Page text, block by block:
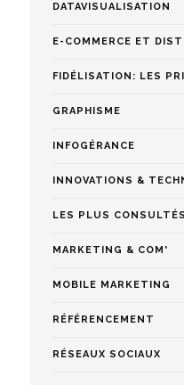
DATAVISUALISATION
E-COMMERCE ET
FIDÉLISATION: LES
GRAPHISME
INFOGÉRANCE
INNOVATIONS &
LES PLUS CONSULTÉS
MARKETING & COM'
MOBILE MARKETING
RÉFÉRENCEMENT
RÉSEAUX SOCIAUX